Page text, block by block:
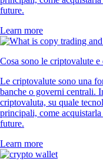
future.
Learn more
Cosa sono le criptovalute
Le criptovalute sono una
banche o governi centrali.
criptovaluta, su quale
principali, come
future.
Learn more